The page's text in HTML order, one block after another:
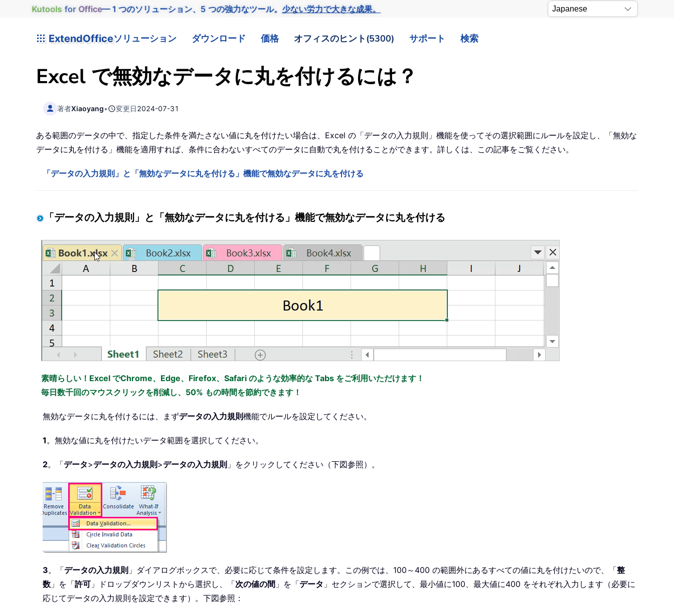
Kutools for Office— 1 つのソリューション、5 つの強力なツール。 少ない労力で大きな成果。
ExtendOfficeソリューション ダウンロード 価格 オフィスのヒント(5300) サポート 検索
Excel で無効なデータに丸を付けるには？
著者Xiaoyang• 変更日2024-07-31
ある範囲のデータの中で、指定した条件を満たさない値に丸を付けたい場合は、Excel の「データの入力規則」機能を使ってその選択範囲にルールを設定し、「無効な
データに丸を付ける」機能を適用すれば、条件に合わないすべてのデータに自動で丸を付けることができます。詳しくは、この記事をご覧ください。
「データの入力規則」と「無効なデータに丸を付ける」機能で無効なデータに丸を付ける
「データの入力規則」と「無効なデータに丸を付ける」機能で無効なデータに丸を付ける
素晴らしい！Excel でChrome、Edge、Firefox、Safari のような効率的な Tabs をご利用いただけます！
毎日数千回のマウスクリックを削減し、50% もの時間を節約できます！
無効なデータに丸を付けるには、まずデータの入力規則機能でルールを設定してください。
1。無効な値に丸を付けたいデータ範囲を選択してください。
2。「データ>データの入力規則 >データの入力規則 」をクリックしてください（下図参照）。
3。「データの入力規則 」ダイアログボックスで、必要に応じて条件を設定します。この例では、100～400 の範囲外にあるすべての値に丸を付けたいので、「整
数 」を「許可 」ドロップダウンリストから選択し、「次の値の間 」を「データ 」セクションで選択して、最小値に100、最大値に400 をそれぞれ入力します（必要に
応じてデータの入力規則を設定できます）。下図参照：